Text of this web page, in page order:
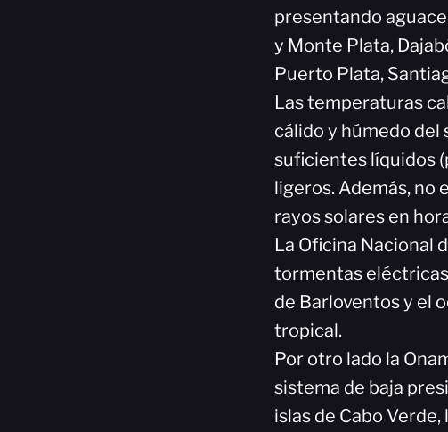
presentando
y Monte Plata,
Puerto Plata,
Las temperaturas
cálido y húmedo del
suficientes líquidos
ligeros. Además, no
rayos solares en
La Oficina Nacional
tormentas
de Barloventos y el
tropical.
Por otro lado la
sistema de baja
islas de Cabo